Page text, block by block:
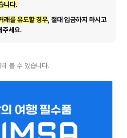
니다.
래를 유도할 경우 , 절대 입금하지 마시고
주세요.
볼 수 있습니다.